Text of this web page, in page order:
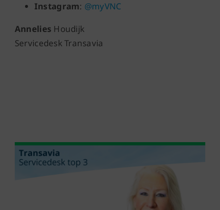
Instagram: @myVNC
Annelies Houdijk
Servicedesk Transavia